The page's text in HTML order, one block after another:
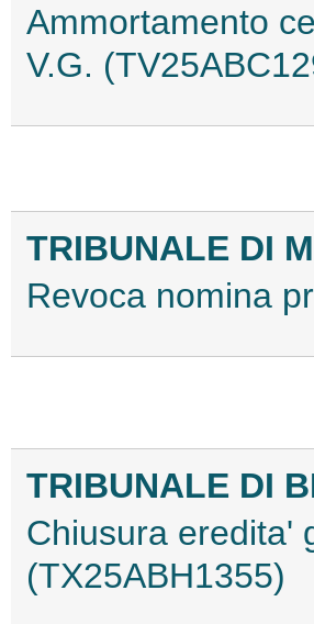
Ammortamento
V.G.
TRIBUNALE DI
Revoca nomina
TRIBUNALE DI
Chiusura eredita'
(TX25ABH1355)